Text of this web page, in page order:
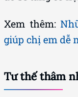
Xem thêm:
giúp chị em dễ
Tư thế thâm